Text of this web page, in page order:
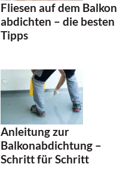
Fliesen auf dem Balkon
abdichten – die besten
Tipps
Anleitung zur
Balkonabdichtung –
Schritt für Schritt